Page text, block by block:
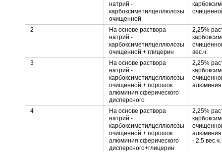
натрий -
карбоксиметилцеллюлозы
очищенной
2
На основе раствора
натрий -
карбоксиметилцеллюлозы
очищенной + глицерин
2,25%
вес.ч.
3
На основе раствора
натрий -
карбоксиметилцеллюлозы
очищенной + порошок
алюминия сферического
дисперсного
2,25%
алюминия
4
На основе раствора
натрий -
карбоксиметилцеллюлозы
очищенной + порошок
алюминия сферического
дисперсного+глицерин
2,25%
алюминия
- 2,5